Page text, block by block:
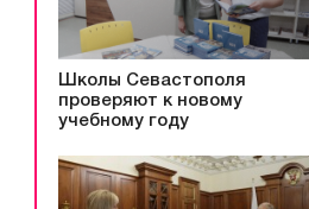
Школы Севастополя
проверяют к новому
учебному году